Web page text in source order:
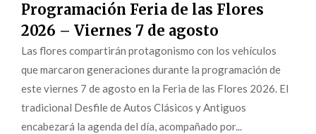
Programación Feria de las Flores
2026 – Viernes 7 de agosto
Las flores compartirán protagonismo con los vehículos
que marcaron generaciones durante la programación de
este viernes 7 de agosto en la Feria de las Flores 2026. El
tradicional Desfile de Autos Clásicos y Antiguos
encabezará la agenda del día, acompañado por...